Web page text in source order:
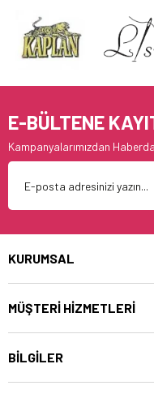
E-BÜLTENE
Kampanyalarımızdan
KURUMSAL
MÜŞTERİ HİZMETLERİ
BİLGİLER